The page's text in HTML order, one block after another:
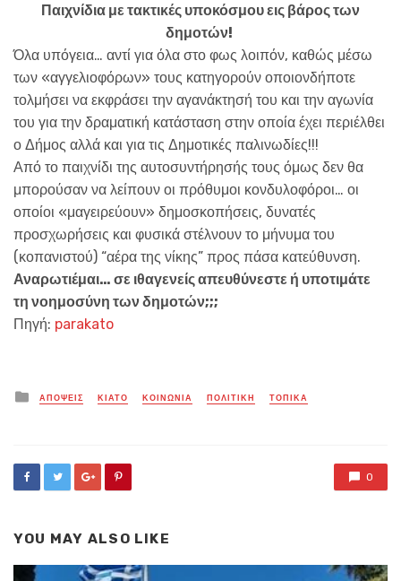
Παιχνίδια με τακτικές υποκόσμου εις βάρος των
δημοτών!
Όλα υπόγεια… αντί για όλα στο φως λοιπόν, καθώς μέσω
των «αγγελιοφόρων» τους κατηγορούν οποιονδήποτε
τολμήσει να εκφράσει την αγανάκτησή του και την αγωνία
του για την δραματική κατάσταση στην οποία έχει περιέλθει
ο Δήμος αλλά και για τις Δημοτικές παλινωδίες!!!
Από το παιχνίδι της αυτοσυντήρησής τους όμως δεν θα
μπορούσαν να λείπουν οι πρόθυμοι κονδυλοφόροι… οι
οποίοι «μαγειρεύουν» δημοσκοπήσεις, δυνατές
προσχωρήσεις και φυσικά στέλνουν το μήνυμα του
(κοπανιστού) “αέρα της νίκης” προς πάσα κατεύθυνση.
Αναρωτιέμαι… σε ιθαγενείς απευθύνεστε ή υποτιμάτε
τη νοημοσύνη των δημοτών;;;
Πηγή: parakato
Posted
in
ΑΠΟΨΕΙΣ ΚΙΑΤΟ ΚΟΙΝΩΝΙΑ ΠΟΛΙΤΙΚΗ ΤΟΠΙΚΑ
0
YOU MAY ALSO LIKE